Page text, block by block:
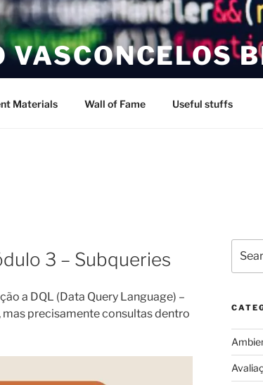
VASCONCELOS
Materials Wall of Fame Useful stuffs
3 – Subqueries
a DQL (Data Query Language) –
precisamente consultas dentro
for: